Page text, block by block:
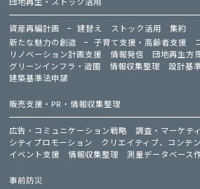
資産再編計画 建替え ストック活用
集約
新たな魅力の創造
子育て支援・高齢者支援
リノベーション計画支援
情報発信
団地再生方
グリーンインフラ・造園
情報収集整理
設計基
建築基準法申請
販売支援・PR・情報収集整理
広告・コミュニケーション戦略
調査・マーケテ
シティプロモーション
クリエイティブ、コンテ
イベント支援
情報収集整理 測量データベース
事前防災